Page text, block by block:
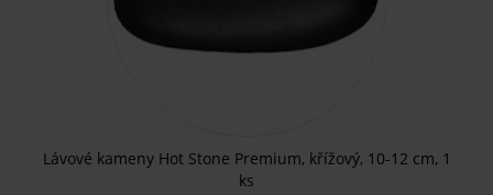
Lávové kameny Hot Stone Premium, křížový, 10-12 cm, 1
ks